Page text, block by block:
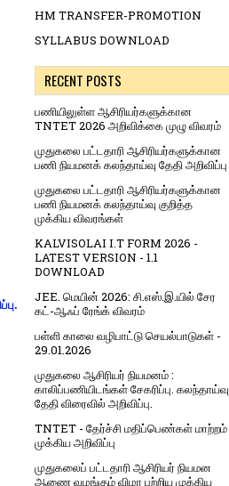
HM TRANSFER-PROMOTION
SYLLABUS DOWNLOAD
RECENT POSTS
பணியிலுள்ள ஆசிரியர்களுக்கான
TNTET 2026 அறிவிக்கை முழு விவரம்
முதுகலை பட்டதாரி ஆசிரியர்களுக்கான
பணி நியமனக் கலந்தாய்வு தேதி அறிவிப்பு
முதுகலை பட்டதாரி ஆசிரியர்களுக்கான
பணி நியமனக் கலந்தாய்வு குறித்த
முக்கிய விவரங்கள்
KALVISOLAI I.T FORM 2026 -
LATEST VERSION - 1.1
DOWNLOAD
JEE. மெயின் 2026: சி.எஸ்.இ.யில் சேர
கட்-ஆஃப் ரேங்க் விவரம்
பள்ளி காலை வழிபாட்டு செயல்பாடுகள் -
29.01.2026
முதுகலை ஆசிரியர் நியமனம் :
காலிப்பணியிடங்கள் சேகரிப்பு. கலந்தாய்வு
தேதி விரைவில் அறிவிப்பு.
TNTET - தேர்ச்சி மதிப்பெண்கள் மாற்றம்
முக்கிய அறிவிப்பு
முதுகலைப் பட்டதாரி ஆசிரியர் நியமன
ஆணை வழங்கும் விழா பற்றிய முக்கிய